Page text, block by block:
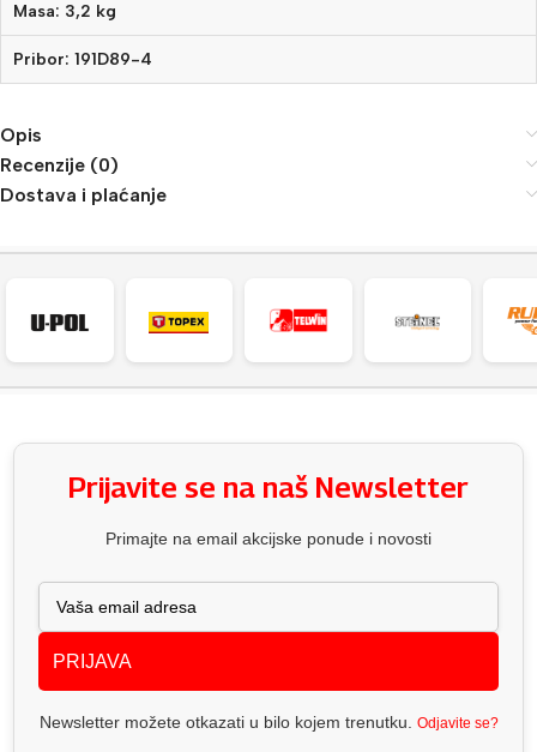
Masa: 3,2 kg
Pribor: 191D89-4
Opis
Recenzije (0)
Dostava i plaćanje
Prijavite se na naš Newsletter
Primajte na email akcijske ponude i novosti
PRIJAVA
Newsletter možete otkazati u bilo kojem trenutku. Odjavite se?